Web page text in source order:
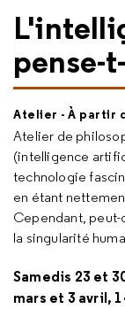
pense-
Atelier - À partir
Atelier de
(intelligence
technologie
en étant
Cependant, peut-
la singularité
Samedis 23 et
mars et 3 avril,